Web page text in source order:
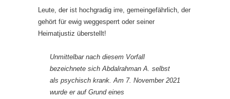
Leute, der ist hochgradig irre, gemeingefährlich, der
gehört für ewig weggesperrt oder seiner
Heimatjustiz überstellt!
Unmittelbar nach diesem Vorfall
bezeichnete sich Abdalrahman A. selbst
als psychisch krank. Am 7. November 2021
wurde er auf Grund eines